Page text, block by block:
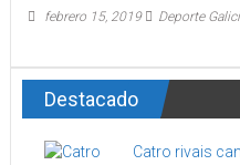
febrero 15, 2019 Deporte
Destacado
Catro rivais